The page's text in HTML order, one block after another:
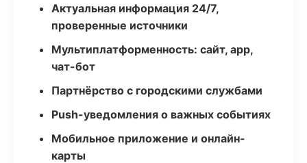
Актуальная информация 24/7,
проверенные источники
Мультиплатформенность: сайт, app,
чат-бот
Партнёрство с городскими службами
Push-уведомления о важных событиях
Мобильное приложение и онлайн-
карты